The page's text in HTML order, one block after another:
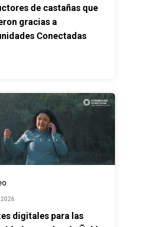
de castañas que
gracias a
Conectadas
digitales para las